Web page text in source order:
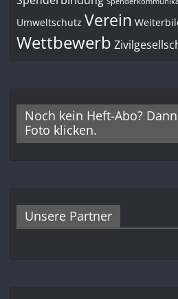
Umweltschutz Verein
Wettbewerb
Noch kein Heft-Abo?
Foto klicken.
Unsere Partner